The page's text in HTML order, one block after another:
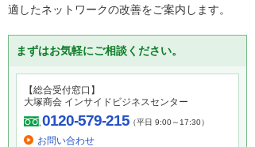
適したネットワークの改善をご案内します。
まずはお気軽にご相談ください。
【総合受付窓口】
大塚商会 インサイドビジネスセンター
0120-579-215（平日 9:00～17:30）
お問い合わせ